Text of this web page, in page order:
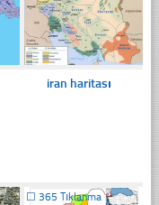
iran haritası
☐ 365 Tıklanma